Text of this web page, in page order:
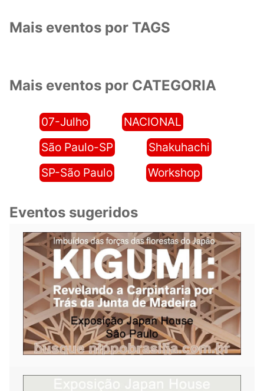
Mais eventos por TAGS
Mais eventos por CATEGORIA
07-Julho
NACIONAL
São Paulo-SP
Shakuhachi
SP-São Paulo
Workshop
Eventos sugeridos